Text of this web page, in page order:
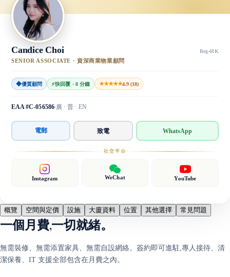
Candice Choi Reg·HK
SENIOR ASSOCIATE · 資深商業物業顧問
◆優質顧問 ⚡快回覆 · 8 分鐘 ★★★★★4.9 (18)
EAA #C-056586 廣 · 普 · EN
電郵 致電 WhatsApp
社交平台
Instagram WeChat YouTube
概覽 空間與定價 設施 大廈資料 位置 其他選擇 常見問題
一個月費,一切就緒。
無需裝修、無需添置家具、無需自設網絡。簽約即可進駐,專人接待、清
潔保養、IT 支援全部包含在月費之內。